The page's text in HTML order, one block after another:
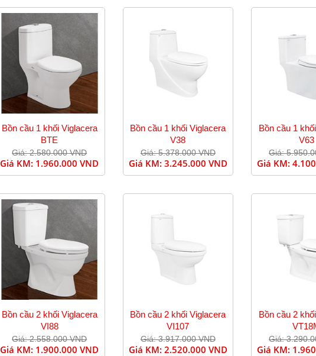
Bồn cầu 1 khối Viglacera
BTE
Giá: 2.580.000 VND
Giá KM: 1.960.000 VND
Bồn cầu 1 khối Viglacera
V38
Giá: 5.378.000 VND
Giá KM: 3.245.000 VND
Bồn cầu 1
V63
Giá:
Giá KM:
Bồn cầu 2 khối Viglacera
VI88
Giá: 2.558.000 VND
Giá KM: 1.900.000 VND
Bồn cầu 2 khối Viglacera
VI107
Giá: 3.917.000 VND
Giá KM: 2.520.000 VND
Bồn cầu 2
Giá:
Giá KM: